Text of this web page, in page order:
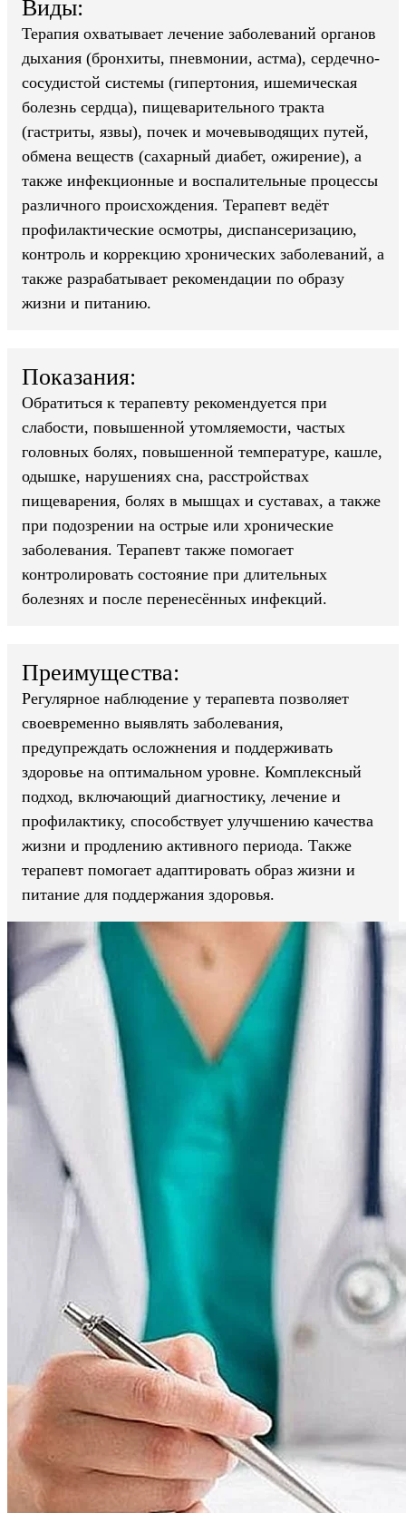
Виды:
Терапия охватывает лечение заболеваний органов
дыхания (бронхиты, пневмонии, астма), сердечно-
сосудистой системы (гипертония, ишемическая
болезнь сердца), пищеварительного тракта
(гастриты, язвы), почек и мочевыводящих путей,
обмена веществ (сахарный диабет, ожирение), а
также инфекционные и воспалительные процессы
различного происхождения. Терапевт ведёт
профилактические осмотры, диспансеризацию,
контроль и коррекцию хронических заболеваний, а
также разрабатывает рекомендации по образу
жизни и питанию.
Показания:
Обратиться к терапевту рекомендуется при
слабости, повышенной утомляемости, частых
головных болях, повышенной температуре, кашле,
одышке, нарушениях сна, расстройствах
пищеварения, болях в мышцах и суставах, а также
при подозрении на острые или хронические
заболевания. Терапевт также помогает
контролировать состояние при длительных
болезнях и после перенесённых инфекций.
Преимущества:
Регулярное наблюдение у терапевта позволяет
своевременно выявлять заболевания,
предупреждать осложнения и поддерживать
здоровье на оптимальном уровне. Комплексный
подход, включающий диагностику, лечение и
профилактику, способствует улучшению качества
жизни и продлению активного периода. Также
терапевт помогает адаптировать образ жизни и
питание для поддержания здоровья.